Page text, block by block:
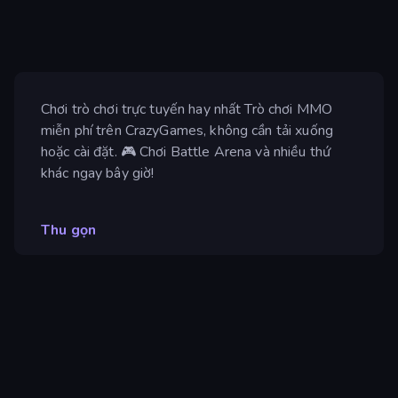
Chơi trò chơi trực tuyến hay nhất Trò chơi MMO
miễn phí trên CrazyGames, không cần tải xuống
hoặc cài đặt. 🎮 Chơi Battle Arena và nhiều thứ
khác ngay bây giờ!
Thu gọn